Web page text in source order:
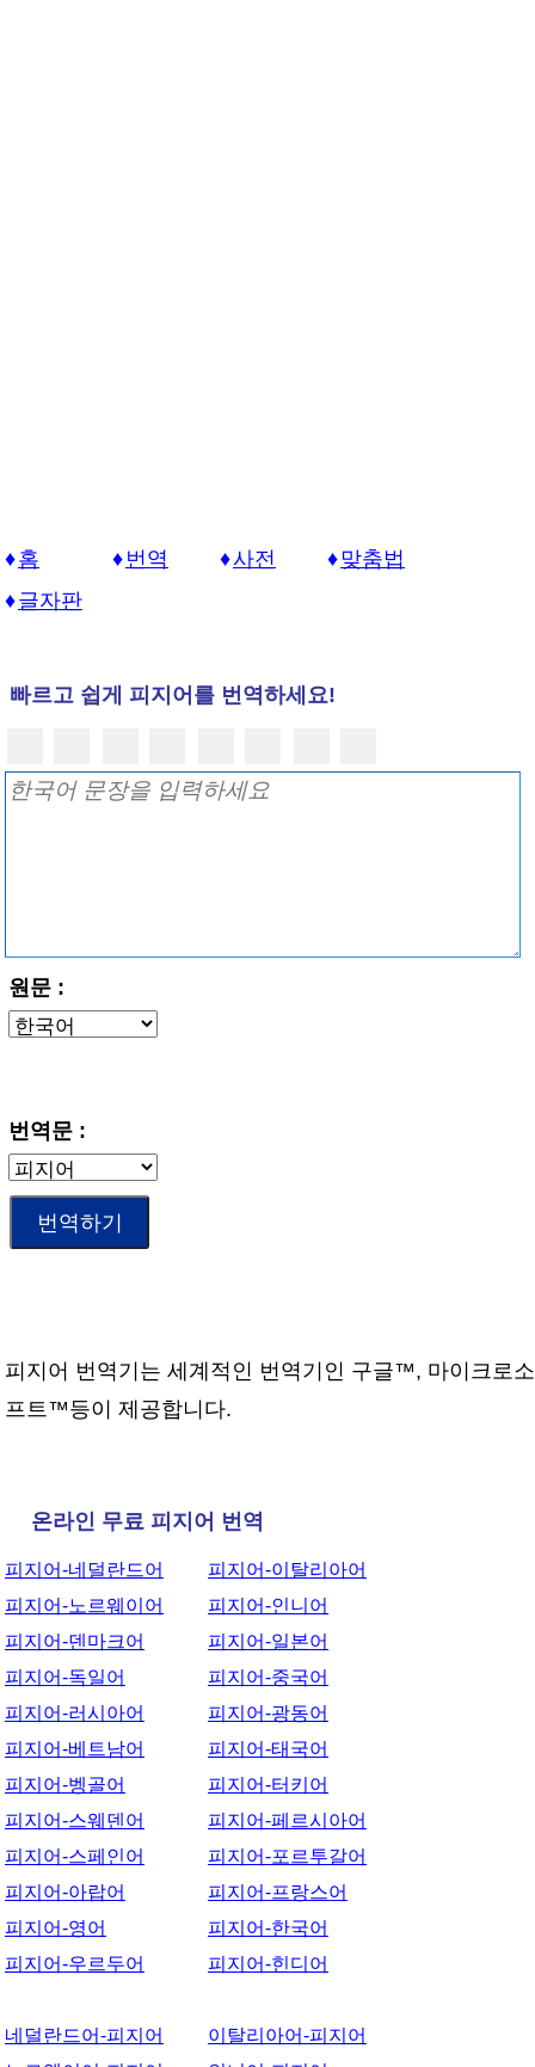
홈 번역 사전
맞춤법
글자판
빠르고 쉽게 피지어를 번역하세요!
원문 :
번역문 :
피지어 번역기는 세계적인 번역기인 구글™, 마이크로소
프트™등이 제공합니다.
온라인 무료 피지어 번역
피지어-네덜란드어
피지어-노르웨이어
피지어-덴마크어
피지어-독일어
피지어-러시아어
피지어-베트남어
피지어-벵골어
피지어-스웨덴어
피지어-스페인어
피지어-아랍어
피지어-영어
피지어-우르두어
피지어-이탈리아어
피지어-인니어
피지어-일본어
피지어-중국어
피지어-광동어
피지어-태국어
피지어-터키어
피지어-페르시아어
피지어-포르투갈어
피지어-프랑스어
피지어-한국어
피지어-힌디어
네덜란드어-피지어
이탈리아어-피지어